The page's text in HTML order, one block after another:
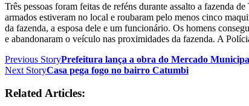
Três pessoas foram feitas de reféns durante assalto a fazenda
armados estiveram no local e roubaram pelo menos cinco
da fazenda, a esposa dele e um funcionário. Os homens
e abandonaram o veículo nas proximidades da fazenda. A
Previous StoryPrefeitura lança a obra do Mercado
Next StoryCasa pega fogo no bairro Catumbi
Related Articles: